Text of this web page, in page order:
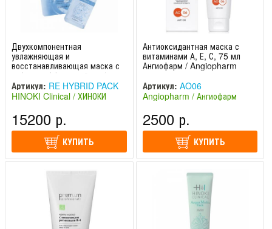
Двухкомпонентная
увлажняющая и
восстанавливающая маска с
лифтинг-эффектом 8 шт /
HINOKI Clinical
Артикул: RE HYBRID PACK
HINOKI Clinical / ХИНОКИ
15200 р.
КУПИТЬ
Антиоксидантная маска с
витаминами А, Е, С, 75 мл
Ангиофарм / Angiopharm
Артикул: AO06
Angiopharm / Ангиофарм
2500 р.
КУПИТЬ